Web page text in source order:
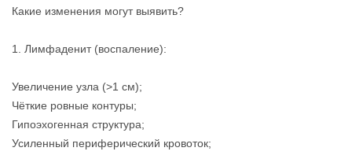
Какие изменения могут выявить?
1. Лимфаденит (воспаление):
Увеличение узла (>1 см);
Чёткие ровные контуры;
Гипоэхогенная структура;
Усиленный периферический кровоток;